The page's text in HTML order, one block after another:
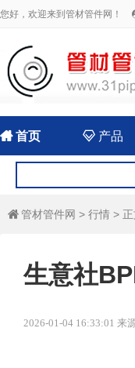
您好，欢迎来到管材管件网！
首页 产品
 管材管件网 > 行情 > 正
生意社
2026-01-04 16:33:01 来